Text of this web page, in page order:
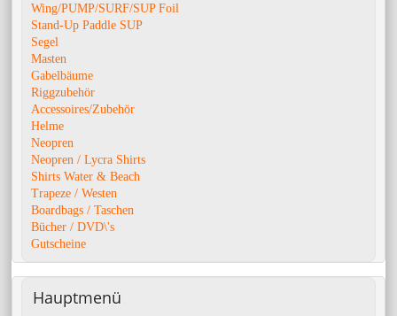
Wing/PUMP/SURF/SUP Foil
Stand-Up Paddle SUP
Segel
Masten
Gabelbäume
Riggzubehör
Accessoires/Zubehör
Helme
Neopren
Neopren / Lycra Shirts
Shirts Water & Beach
Trapeze / Westen
Boardbags / Taschen
Bücher / DVD\'s
Gutscheine
Hauptmenü